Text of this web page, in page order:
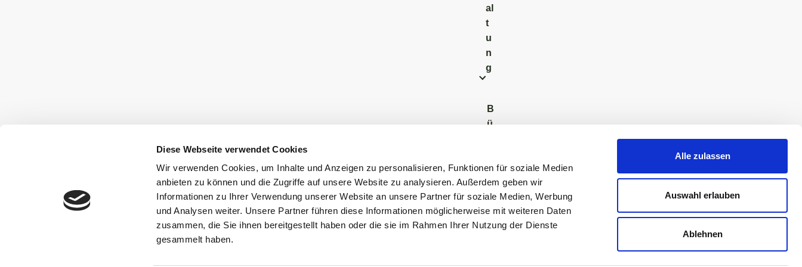
Diese Webseite verwendet Cookies
Wir verwenden Cookies, um Inhalte und Anzeigen zu personalisieren, Funktionen für soziale Medien
anbieten zu können und die Zugriffe auf unsere Website zu analysieren. Außerdem geben wir
Informationen zu Ihrer Verwendung unserer Website an unsere Partner für soziale Medien, Werbung
und Analysen weiter. Unsere Partner führen diese Informationen möglicherweise mit weiteren Daten
zusammen, die Sie ihnen bereitgestellt haben oder die sie im Rahmen Ihrer Nutzung der Dienste
gesammelt haben.
Alle zulassen
Auswahl erlauben
Ablehnen
al
t
u
n
g
B
ü
e
r
b
ü
r